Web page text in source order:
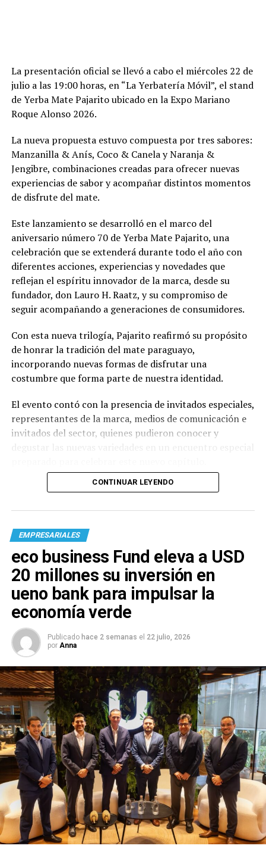
La presentación oficial se llevó a cabo el miércoles 22 de
julio a las 19:00 horas, en “La Yerbatería Móvil”, el stand
de Yerba Mate Pajarito ubicado en la Expo Mariano
Roque Alonso 2026.
La nueva propuesta estuvo compuesta por tres sabores:
Manzanilla & Anís, Coco & Canela y Naranja &
Jengibre, combinaciones creadas para ofrecer nuevas
experiencias de sabor y acompañar distintos momentos
de disfrute del mate.
Este lanzamiento se desarrolló en el marco del
aniversario número 70 de Yerba Mate Pajarito, una
celebración que se extenderá durante todo el año con
diferentes acciones, experiencias y novedades que
reflejan el espíritu innovador de la marca, desde su
fundador, don Lauro H. Raatz, y su compromiso de
seguir acompañando a generaciones de consumidores.
Con esta nueva trilogía, Pajarito reafirmó su propósito
de honrar la tradición del mate paraguayo,
incorporando nuevas formas de disfrutar una
costumbre que forma parte de nuestra identidad.
El evento contó con la presencia de invitados especiales,
representantes de la marca, medios de comunicación e
invitados del sector, quienes pudieron conocer y
CONTINUAR LEYENDO
EMPRESARIALES
eco business Fund eleva a USD
20 millones su inversión en
ueno bank para impulsar la
economía verde
Publicado hace 2 semanas el 22 julio, 2026
por Anna